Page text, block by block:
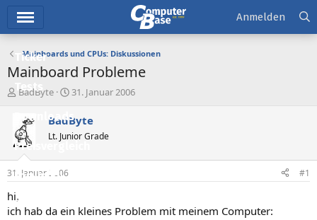
Ticker
Tests
Downloads
Preisvergleich
Forum
Aktuelles
Anmelden
Mainboards und CPUs: Diskussionen
Mainboard Probleme
E
t
e
e
BadByte
E
s
t
e
t
m
31. Januar 2006
BadByte
Lt. Junior Grade
31. Januar 2006 #1
hi,
ich hab da ein kleines Problem mit meinem Computer: